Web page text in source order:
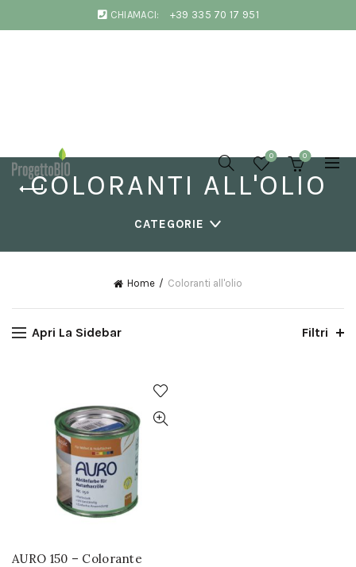
CHIAMACI: +39 335 70 17 951
0 0
COLORANTI ALL'OLIO
CATEGORIE
Home Coloranti all'olio
Apri La Sidebar Filtri
AURO 150 – Colorante